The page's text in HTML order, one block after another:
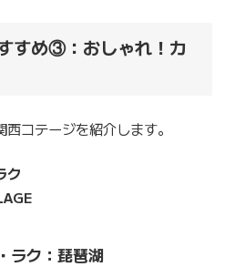
すめ③：おしゃれ！カ
コテージを紹介します。
ク
ラク：琵琶湖